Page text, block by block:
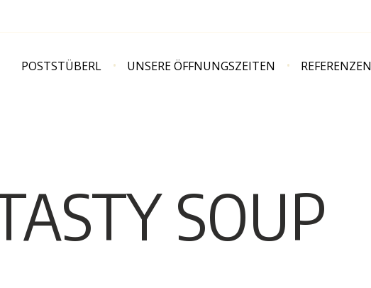
POST­STÜBERL UNSE­RE ÖFFNUNGSZEITEN REFE­REN­ZEN
SOUP